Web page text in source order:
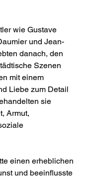
wie Gustave
und Jean-
danach, den
Szenen
mit einem
Liebe zum Detail
sie
Armut,
einen erheblichen
und beeinflusste